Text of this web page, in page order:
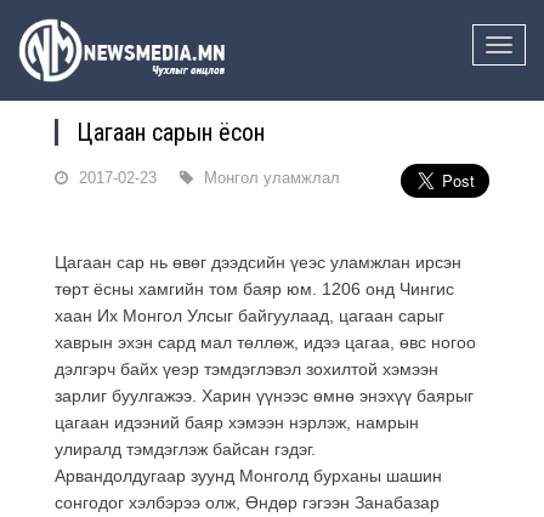
Toggle
Цагаан сарын ёсон
2017-02-23 Монгол уламжлал
Цагаан сар нь өвөг дээдсийн үеэс уламжлан ирсэн
төрт ёсны хамгийн том баяр юм. 1206 онд Чингис
хаан Их Монгол Улсыг байгуулаад, цагаан сарыг
хаврын эхэн сард мал төллөж, идээ цагаа, өвс ногоо
дэлгэрч байх үеэр тэмдэглэвэл зохилтой хэмээн
зарлиг буулгажээ. Харин үүнээс өмнө энэхүү баярыг
цагаан идээний баяр хэмээн нэрлэж, намрын
улиралд тэмдэглэж байсан гэдэг.
Арвандолдугаар зуунд Монголд бурханы шашин
сонгодог хэлбэрээ олж, Өндөр гэгээн Занабазар